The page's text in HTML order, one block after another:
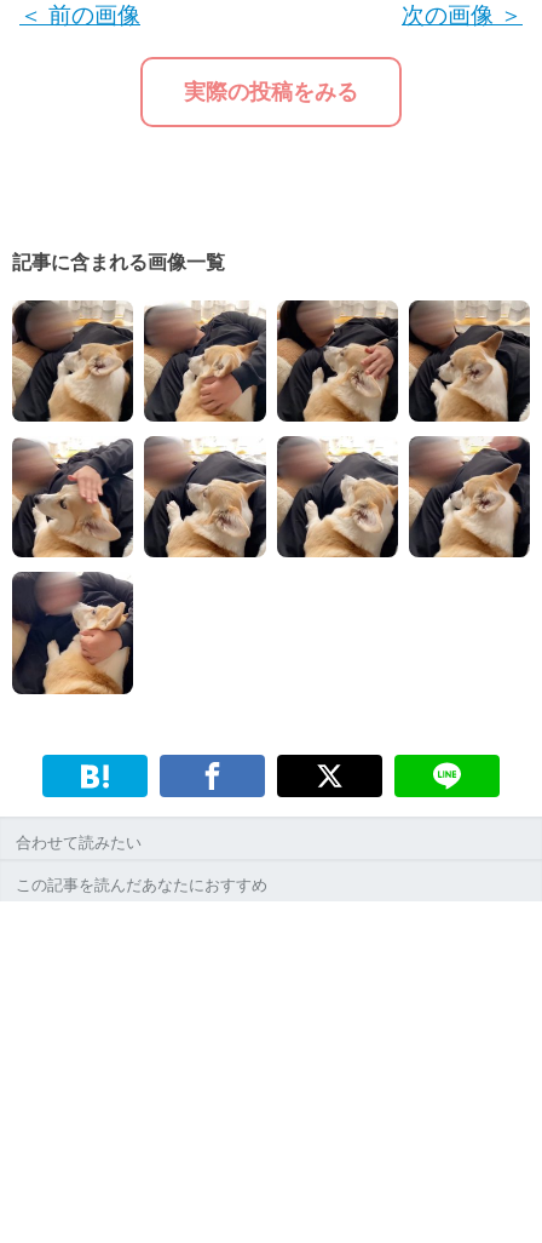
＜ 前の画像
実際の投稿をみる
次の画像 ＞
記事に含まれる画像一覧
合わせて読みたい
この記事を読んだあなたにおすすめ